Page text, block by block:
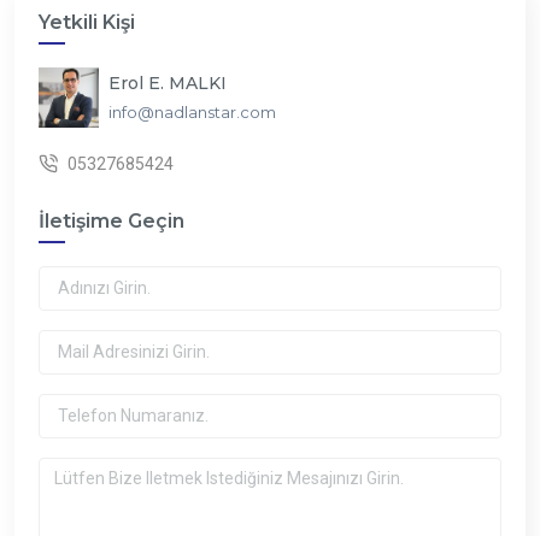
Yetkili Kişi
Erol E. MALKI
info@nadlanstar.com
05327685424
İletişime Geçin